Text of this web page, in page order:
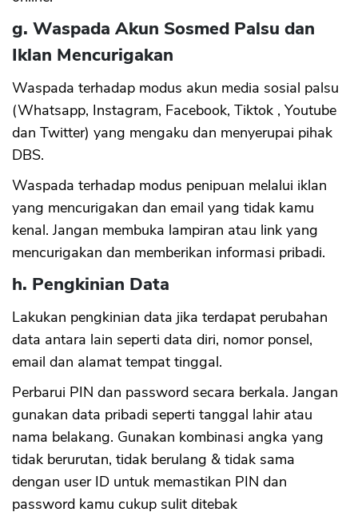
g. Waspada Akun Sosmed Palsu dan
Iklan Mencurigakan
Waspada terhadap modus akun media sosial palsu
(Whatsapp, Instagram, Facebook, Tiktok , Youtube
dan Twitter) yang mengaku dan menyerupai pihak
DBS.
Waspada terhadap modus penipuan melalui iklan
yang mencurigakan dan email yang tidak kamu
kenal. Jangan membuka lampiran atau link yang
mencurigakan dan memberikan informasi pribadi.
h. Pengkinian Data
Lakukan pengkinian data jika terdapat perubahan
data antara lain seperti data diri, nomor ponsel,
email dan alamat tempat tinggal.
Perbarui PIN dan password secara berkala. Jangan
gunakan data pribadi seperti tanggal lahir atau
nama belakang. Gunakan kombinasi angka yang
tidak berurutan, tidak berulang & tidak sama
dengan user ID untuk memastikan PIN dan
password kamu cukup sulit ditebak